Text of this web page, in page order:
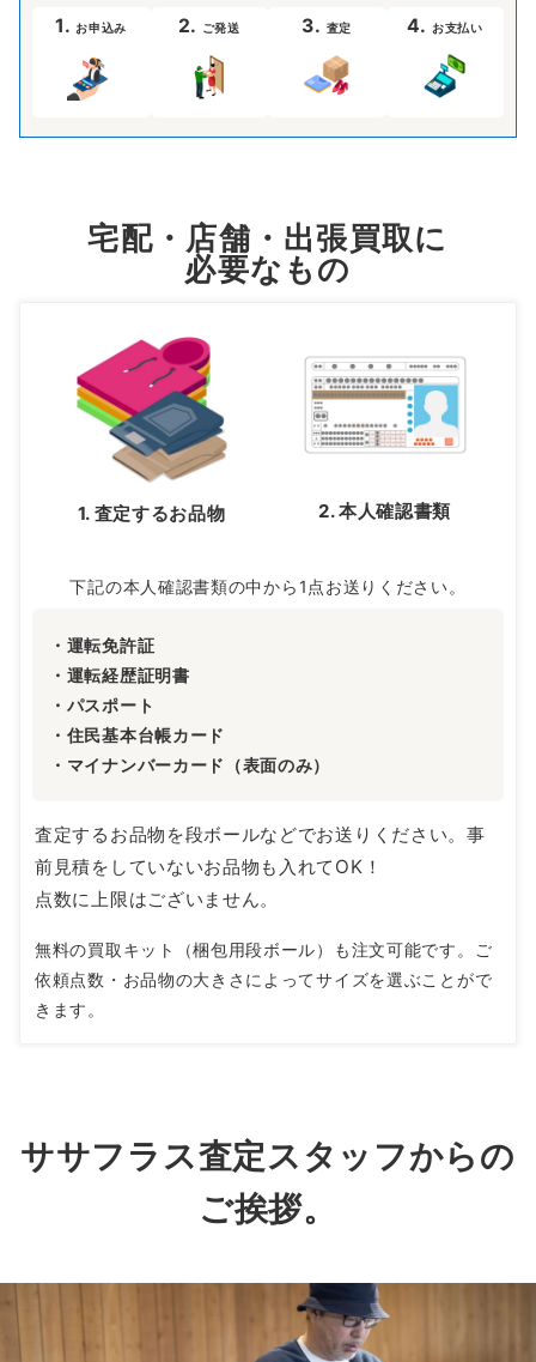
1.お申込み 2. ご発送 3. 査定 4. お支払い
宅配・店舗・出張買取に
必要なもの
1. 査定するお品物 2. 本人確認書類
下記の本人確認書類の中から1点お送りください。
・運転免許証
・運転経歴証明書
・パスポート
・住民基本台帳カード
・マイナンバーカード（表面のみ）
査定するお品物を段ボールなどでお送りください。事
前見積をしていないお品物も入れてOK！
点数に上限はございません。
無料の買取キット（梱包用段ボール）も注文可能です。ご
依頼点数・お品物の大きさによってサイズを選ぶことがで
きます。
ササフラス査定スタッフからの
ご挨拶。